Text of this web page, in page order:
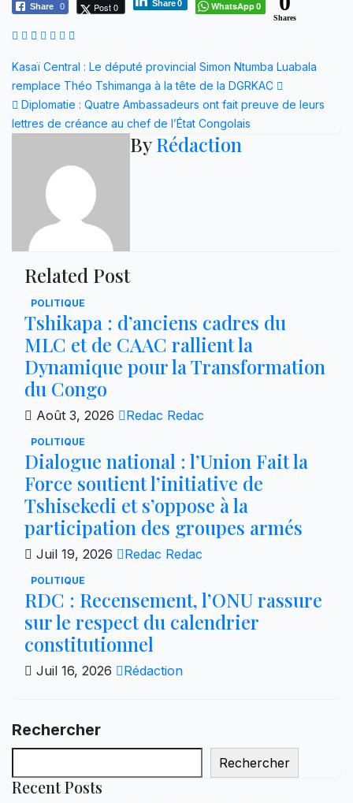
Share 0 Post 0 Share0 WhatsApp0
Shares
Navigation
de
l’article
Kasaï Central : Le député provincial Simon Ntumba Luabala
remplace Théo Tshimanga à la tête de la DGRKAC
Diplomatie : Quatre Ambassadeurs ont fait preuve de leurs
lettres de créance au chef de l’État Congolais
ByRédaction
Related Post
POLITIQUE
Tshikapa : d’anciens cadres du
MLC et de CAAC rallient la
Dynamique pour la Transformation
du Congo
Août 3, 2026 Redac Redac
POLITIQUE
Dialogue national : l’Union Fait la
Force soutient l’initiative de
Tshisekedi et s’oppose à la
participation des groupes armés
Juil 19, 2026 Redac Redac
POLITIQUE
RDC : Recensement, l’ONU rassure
sur le respect du calendrier
constitutionnel
Juil 16, 2026 Rédaction
Rechercher
Rechercher
Recent Posts